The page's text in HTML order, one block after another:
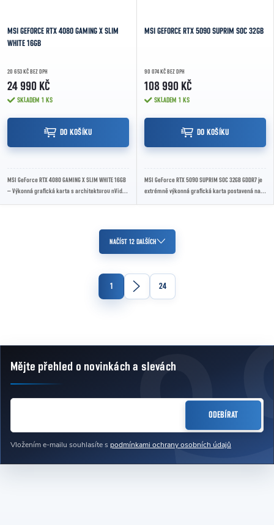
MSI GEFORCE RTX 4080 GAMING X SLIM
WHITE 16GB
20 653 KČ BEZ DPH
24 990 KČ
SKLADEM 1 KS
DO KOŠÍKU
MSI GeForce RTX 4080 GAMING X SLIM WHITE 16GB
– Výkonná grafická karta s architekturou nVidia
MSI GEFORCE RTX 5090 SUPRIM SOC 32GB
90 074 KČ BEZ DPH
108 990 KČ
SKLADEM 1 KS
DO KOŠÍKU
MSI GeForce RTX 5090 SUPRIM SOC 32GB GDDR7 je
extrémně výkonná grafická karta postavená na
Ovládací prvky výpisu
NAČÍST 12 DALŠÍCH
1 24
Zápatí
Mějte přehled o novinkácha slevách
Vložením e-mailu souhlasíte s podmínkami ochrany osobních údajů
ODEBÍRAT